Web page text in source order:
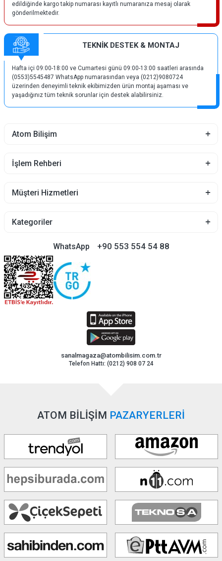
edildiğinde kargo takip numarası kayıtlı numaranıza mesaj olarak
gönderilmektedir.
TEKNİK DESTEK & MONTAJ
Hafta içi 09:00-18:00 ve Cumartesi günü 09:00-13:00 saatleri arasında
(0553)5545487 WhatsApp numarasından veya (0212)9080724
üzerinden deneyimli teknik ekibimizden ürün montaj aşaması ve
yaşadığınız tüm teknik sorunlar için destek alabilirsiniz.
Atom Bilişim
İşlem Rehberi
Müşteri Hizmetleri
Kategoriler
WhatsApp +90 553 554 54 88
sanalmagaza@atombilisim.com.tr
Telefon Hattı: (0212) 908 07 24
ATOM BİLİŞİM PAZARYERLERİ